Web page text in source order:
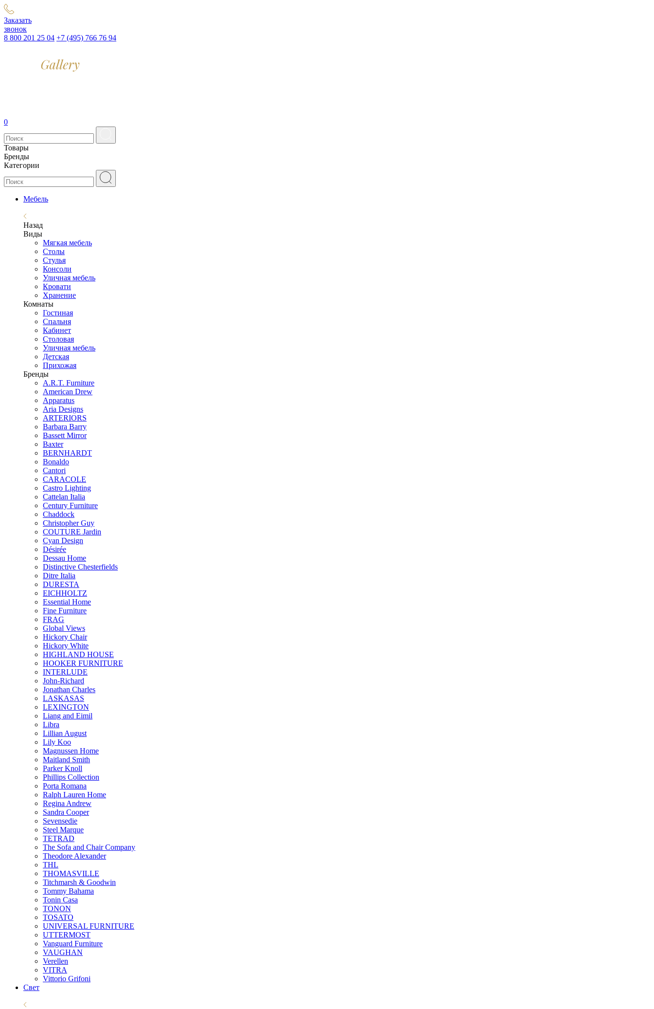
Заказать
звонок
8 800 201 25 04 +7 (495) 766 76 94
0
Товары
Бренды
Категории
Мебель
Назад
Виды
Мягкая мебель
Столы
Стулья
Консоли
Уличная мебель
Кровати
Хранение
Комнаты
Гостиная
Спальня
Кабинет
Столовая
Уличная мебель
Детская
Прихожая
Бренды
A.R.T. Furniture
American Drew
Apparatus
Aria Designs
ARTERIORS
Barbara Barry
Bassett Mirror
Baxter
BERNHARDT
Bonaldo
Cantori
CARACOLE
Castro Lighting
Cattelan Italia
Century Furniture
Chaddock
Christopher Guy
COUTURE Jardin
Cyan Design
Désirée
Dessau Home
Distinctive Chesterfields
Ditre Italia
DURESTA
EICHHOLTZ
Essential Home
Fine Furniture
FRAG
Global Views
Hickory Chair
Hickory White
HIGHLAND HOUSE
HOOKER FURNITURE
INTERLUDE
John-Richard
Jonathan Charles
LASKASAS
LEXINGTON
Liang and Eimil
Libra
Lillian August
Lily Koo
Magnussen Home
Maitland Smith
Parker Knoll
Phillips Collection
Porta Romana
Ralph Lauren Home
Regina Andrew
Sandra Cooper
Sevensedie
Steel Marque
TETRAD
The Sofa and Chair Company
Theodore Alexander
THL
THOMASVILLE
Titchmarsh & Goodwin
Tommy Bahama
Tonin Casa
TONON
TOSATO
UNIVERSAL FURNITURE
UTTERMOST
Vanguard Furniture
VAUGHAN
Verellen
VITRA
Vittorio Grifoni
Свет